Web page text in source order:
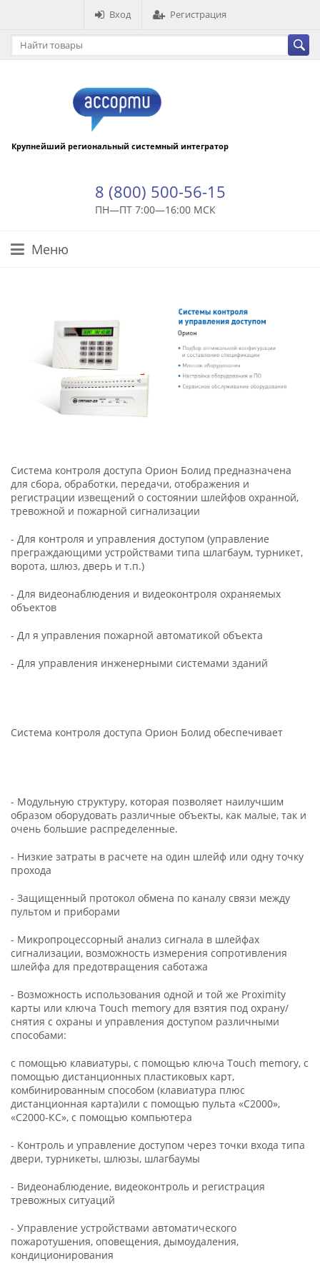
Вход Регистрация
Крупнейший региональный системный интегратор
8 (800) 500-56-15
ПН—ПТ 7:00—16:00 МСК
Меню
Система контроля доступа Орион Болид предназначена
для сбора, обработки, передачи, отображения и
регистрации извещений о состоянии шлейфов охранной,
тревожной и пожарной сигнализации
- Для контроля и управления доступом (управление
преграждающими устройствами типа шлагбаум, турникет,
ворота, шлюз, дверь и т.п.)
- Для видеонаблюдения и видеоконтроля охраняемых
объектов
- Дл я управления пожарной автоматикой объекта
- Для управления инженерными системами зданий
Система контроля доступа Орион Болид обеспечивает
- Модульную структуру, которая позволяет наилучшим
образом оборудовать различные объекты, как малые, так и
очень большие распределенные.
- Низкие затраты в расчете на один шлейф или одну точку
прохода
- Защищенный протокол обмена по каналу связи между
пультом и приборами
- Микропроцессорный анализ сигнала в шлейфах
сигнализации, возможность измерения сопротивления
шлейфа для предотвращения саботажа
- Возможность использования одной и той же Proximity
карты или ключа Touch memory для взятия под охрану/
снятия с охраны и управления доступом различными
способами:
с помощью клавиатуры, с помощью ключа Touch memory, с
помощью дистанционных пластиковых карт,
комбинированным способом (клавиатура плюс
дистанционная карта)или с помощью пульта «С2000»,
«С2000-КС», с помощью компьютера
- Контроль и управление доступом через точки входа типа
двери, турникеты, шлюзы, шлагбаумы
- Видеонаблюдение, видеоконтроль и регистрация
тревожных ситуаций
- Управление устройствами автоматического
пожаротушения, оповещения, дымоудаления,
кондиционирования